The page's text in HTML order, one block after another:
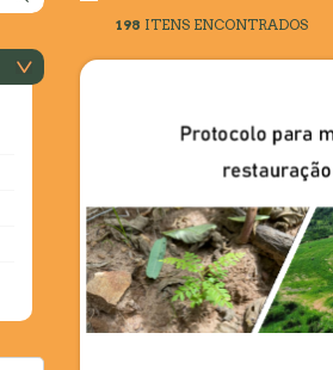
198 ITENS ENCONTRADOS